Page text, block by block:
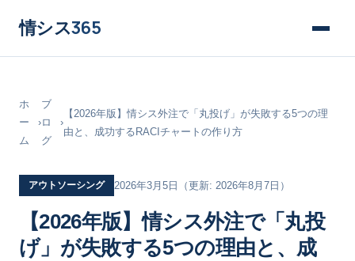
情シス365
ホ
ー
ム
›
ブ
ロ
グ
›
【2026年版】情シス外注で「丸投げ」が失敗する5つの理
由と、成功するRACIチャートの作り方
アウトソーシング 2026年3月5日 （更新: 2026年8月7日）
【2026年版】情シス外注で「丸投
げ」が失敗する5つの理由と、成